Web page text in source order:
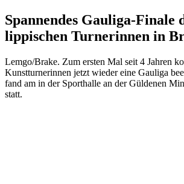
Spannendes Gauliga-Finale
lippischen Turnerinnen in
Lemgo/Brake. Zum ersten Mal seit 4 Jahren
Kunstturnerinnen jetzt wieder eine Gauliga
fand am in der Sporthalle an der Güldenen
statt.